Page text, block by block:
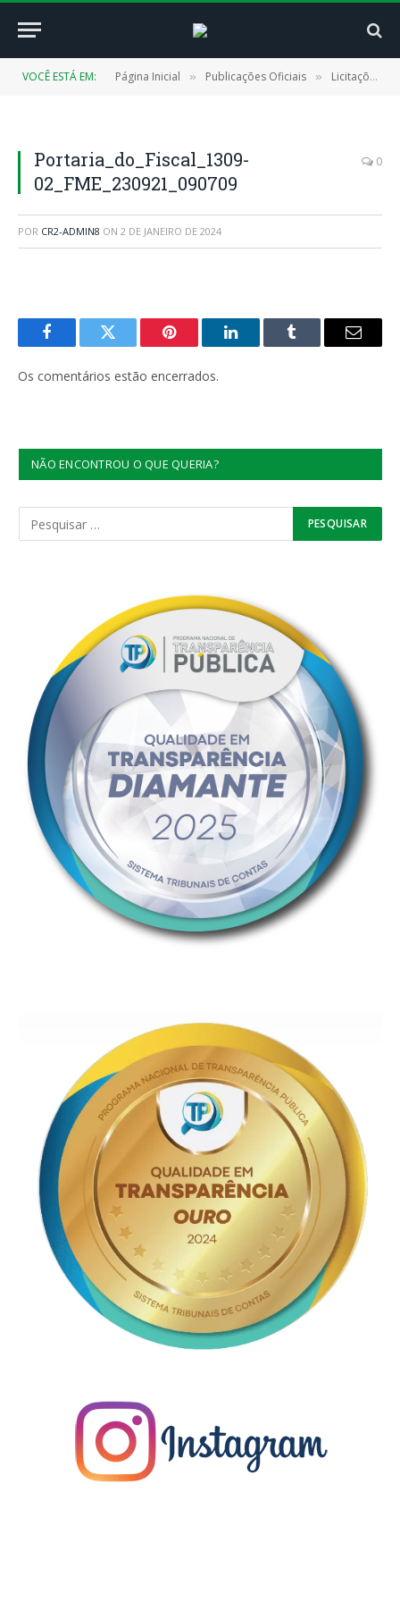
VOCÊ ESTÁ EM: Página Inicial » Publicações Oficiais » Licitações
Portaria_do_Fiscal_1309-
02_FME_230921_090709
0
POR CR2-ADMIN8 ON 2 DE JANEIRO DE 2024
FacebookTwitter Pinterest LinkedInTumblr
E-
Os comentários estão encerrados.
NÃO ENCONTROU O QUE QUERIA?